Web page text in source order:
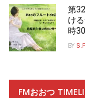
第
け
時
BY
FMおおつ